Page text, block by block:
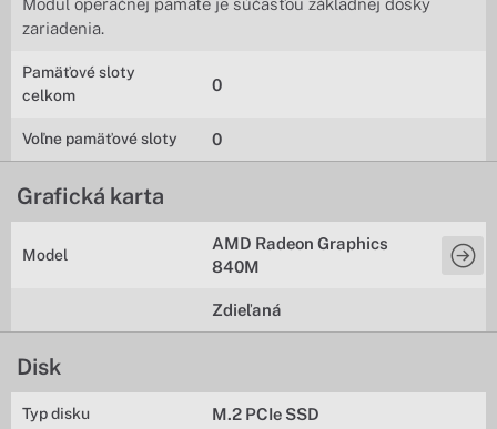
Modul operačnej pamäte je súčasťou základnej dosky
zariadenia.
Pamäťové sloty
celkom
0
Voľne pamäťové sloty 0
Grafická karta
Model
AMD Radeon Graphics
840M
Zdieľaná
Disk
Typ disku M.2 PCIe SSD